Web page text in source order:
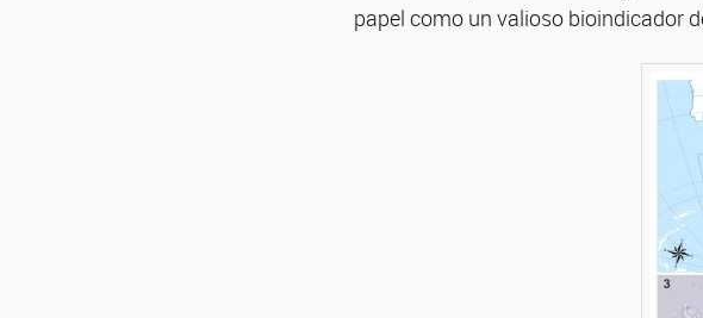
papel como un valioso bioindicador